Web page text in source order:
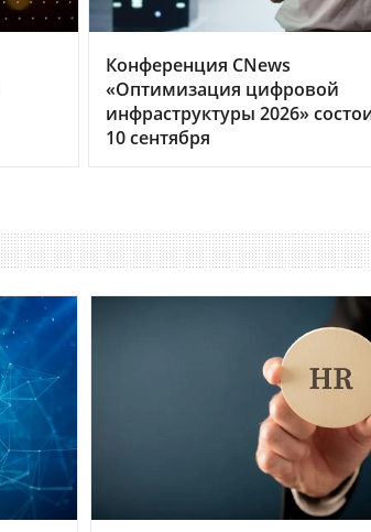
Конференция CNews
«Оптимизация цифровой
инфраструктуры 2026»
10 сентября